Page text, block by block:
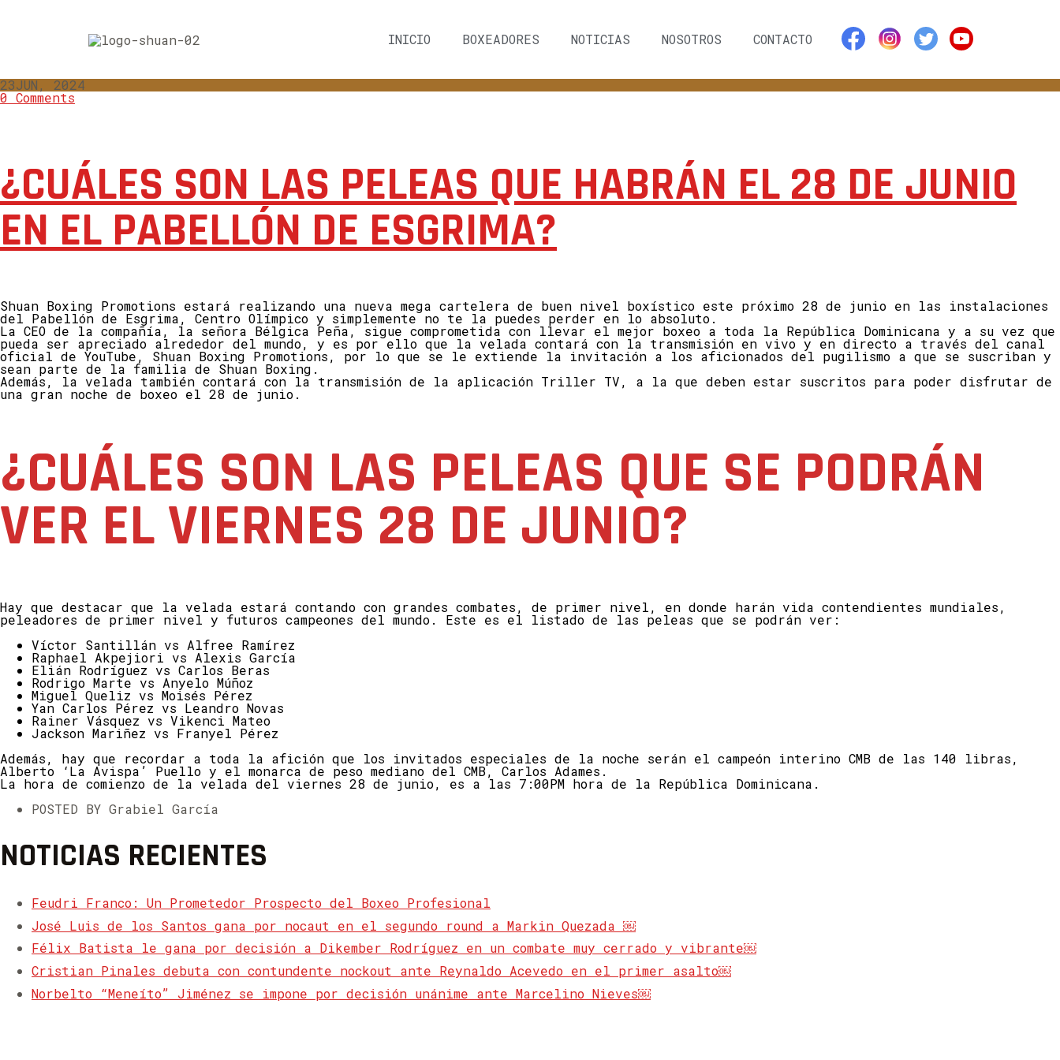
INICIO BOXEADORES NOTICIAS NOSOTROS CONTACTO
23JUN, 2024
0 Comments
¿CUÁLES SON LAS PELEAS QUE HABRÁN EL 28 DE JUNIO
EN EL PABELLÓN DE ESGRIMA?
Shuan Boxing Promotions estará realizando una nueva mega cartelera de buen nivel boxístico este próximo 28 de junio en las instalaciones
del Pabellón de Esgrima, Centro Olímpico y simplemente no te la puedes perder en lo absoluto.
La CEO de la compañía, la señora Bélgica Peña, sigue comprometida con llevar el mejor boxeo a toda la República Dominicana y a su vez que
pueda ser apreciado alrededor del mundo, y es por ello que la velada contará con la transmisión en vivo y en directo a través del canal
oficial de YouTube, Shuan Boxing Promotions, por lo que se le extiende la invitación a los aficionados del pugilismo a que se suscriban y
sean parte de la familia de Shuan Boxing.
Además, la velada también contará con la transmisión de la aplicación Triller TV, a la que deben estar suscritos para poder disfrutar de
una gran noche de boxeo el 28 de junio.
¿CUÁLES SON LAS PELEAS QUE SE PODRÁN
VER EL VIERNES 28 DE JUNIO?
Hay que destacar que la velada estará contando con grandes combates, de primer nivel, en donde harán vida contendientes mundiales,
peleadores de primer nivel y futuros campeones del mundo. Este es el listado de las peleas que se podrán ver:
Víctor Santillán vs Alfree Ramírez
Raphael Akpejiori vs Alexis García
Elián Rodríguez vs Carlos Beras
Rodrigo Marte vs Anyelo Múñoz
Miguel Queliz vs Moisés Pérez
Yan Carlos Pérez vs Leandro Novas
Rainer Vásquez vs Vikenci Mateo
Jackson Mariñez vs Franyel Pérez
Además, hay que recordar a toda la afición que los invitados especiales de la noche serán el campeón interino CMB de las 140 libras,
Alberto ‘La Avispa’ Puello y el monarca de peso mediano del CMB, Carlos Adames.
La hora de comienzo de la velada del viernes 28 de junio, es a las 7:00PM hora de la República Dominicana.
POSTED BY Grabiel García
NOTICIAS RECIENTES
Feudri Franco: Un Prometedor Prospecto del Boxeo Profesional
José Luis de los Santos gana por nocaut en el segundo round a Markin Quezada ￼
Félix Batista le gana por decisión a Dikember Rodríguez en un combate muy cerrado y vibrante￼
Cristian Pinales debuta con contundente nockout ante Reynaldo Acevedo en el primer asalto￼
Norbelto “Meneíto” Jiménez se impone por decisión unánime ante Marcelino Nieves￼